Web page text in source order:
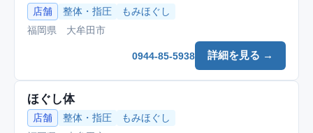
店舗 整体・指圧
もみほぐし
福岡県 大牟田市
詳細を見る →
0944-85-5938
ほぐし体
店舗 整体・指圧
もみほぐし